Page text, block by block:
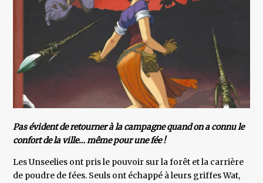
Pas évident de retourner à la campagne quand on a connu le
confort de la ville… même pour une fée !
Les Unseelies ont pris le pouvoir sur la forêt et la carrière
de poudre de fées. Seuls ont échappé à leurs griffes Wat,